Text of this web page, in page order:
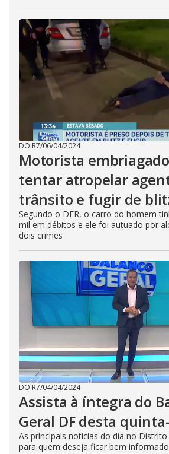
DO R7/06/04/2024
Motorista
tentar atropelar
trânsito e fugir de
Segundo o DER, o carro do homem
mil em débitos e ele foi autuado por
dois crimes
DO R7/04/04/2024
Assista à íntegra do
Geral DF desta
As principais notícias do dia no
para quem deseja ficar bem informado